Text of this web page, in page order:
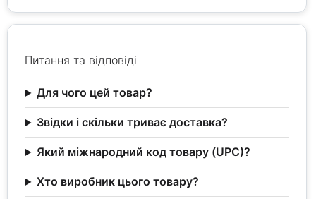
Питання та відповіді
Для чого цей товар?
Звідки і скільки триває доставка?
Який міжнародний код товару (UPC)?
Хто виробник цього товару?